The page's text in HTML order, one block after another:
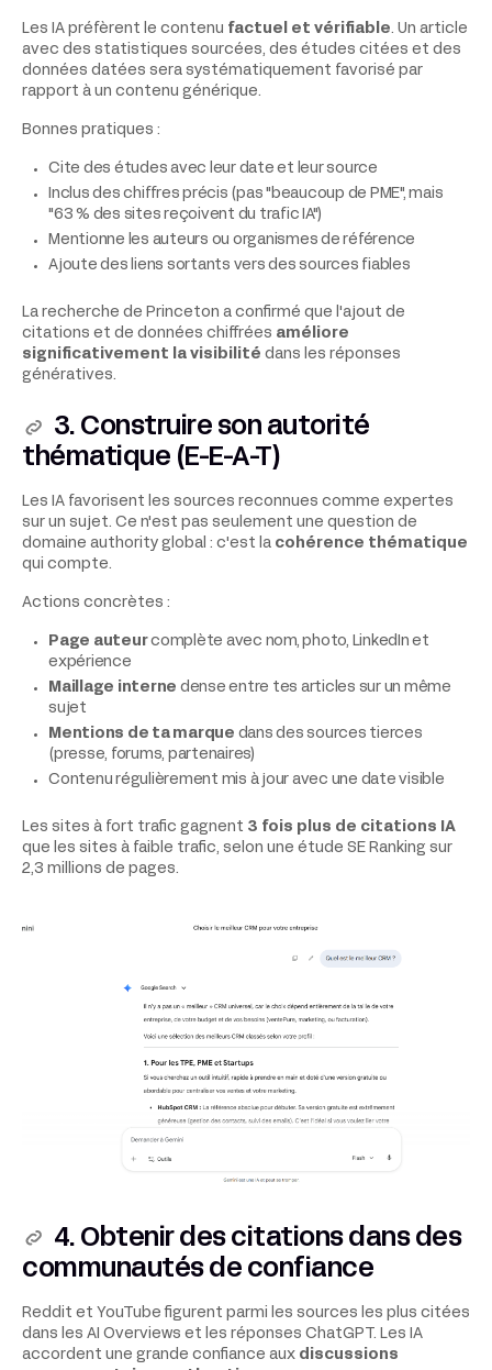
Les IA préfèrent le contenu factuel et vérifiable. Un article
avec des statistiques sourcées, des études citées et des
données datées sera systématiquement favorisé par
rapport à un contenu générique.
Bonnes pratiques :
Cite des études avec leur date et leur source
Inclus des chiffres précis (pas "beaucoup de PME", mais
"63 % des sites reçoivent du trafic IA")
Mentionne les auteurs ou organismes de référence
Ajoute des liens sortants vers des sources fiables
La recherche de Princeton a confirmé que l'ajout de
citations et de données chiffrées améliore
significativement la visibilité dans les réponses
génératives.
3. Construire son autorité
thématique (E-E-A-T)
Les IA favorisent les sources reconnues comme expertes
sur un sujet. Ce n'est pas seulement une question de
domaine authority global : c'est la cohérence thématique
qui compte.
Actions concrètes :
Page auteurcomplète avec nom, photo, LinkedIn et
expérience
Maillage interne dense entre tes articles sur un même
sujet
Mentions de ta marque dans des sources tierces
(presse, forums, partenaires)
Contenu régulièrement mis à jour avec une date visible
Les sites à fort trafic gagnent 3 fois plus de citations IA
que les sites à faible trafic, selon une étude SE Ranking sur
2,3 millions de pages.
4. Obtenir des citations dans des
communautés de confiance
Reddit et YouTube figurent parmi les sources les plus citées
dans les AI Overviews et les réponses ChatGPT. Les IA
accordent une grande confiance aux discussions